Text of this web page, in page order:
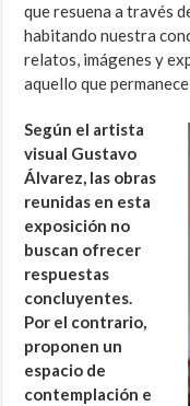
que resuena a través
habitando nuestra
relatos, imágenes y
aquello que
Según el artista
visual Gustavo
Álvarez, las obras
reunidas en esta
exposición no
buscan ofrecer
respuestas
concluyentes.
Por el contrario,
proponen un
espacio de
contemplación e